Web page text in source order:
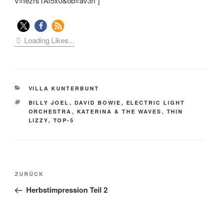
Loading Likes...
KATEGORIEN
VILLA KUNTERBUNT
SCHLAGWÖRTER
BILLY JOEL , DAVID BOWIE , ELECTRIC LIGHT
ORCHESTRA , KATERINA & THE WAVES , THIN
LIZZY, TOP-5
Beitragsnavigation
Vorheriger
Beitrag
ZURÜCK
Herbstimpression Teil 2